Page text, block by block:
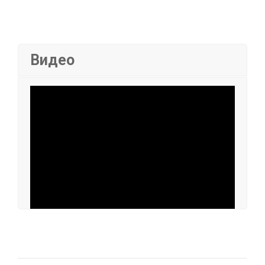
Видео